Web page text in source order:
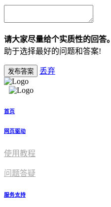
请大家尽量给个实质性的回答。
助于选择最好的问题和答案!
发布答案 丢弃
首页
网页驱动
使用教程​
问题答疑
服务支持